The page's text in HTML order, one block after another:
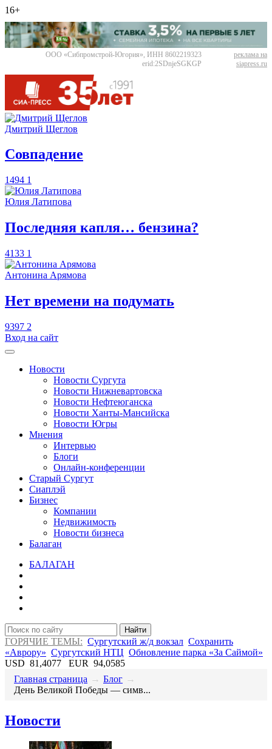
16+
ООО «Сибпромстрой-Югория», ИНН 8602219323
erid:2SDnjeSGKGP
реклама на
siapress.ru
Дмитрий Щеглов
​Совпадение
1494 1
Юлия Латипова
​Последняя капля… бензина?
4133 1
Антонина Арямова
​Нет времени на подумать
9397 2
Вход на сайт
Новости
Новости Сургута
Новости Нижневартовска
Новости Нефтеюганска
Новости Ханты-Мансийска
Новости Югры
Мнения
Интервью
Блоги
Онлайн-конференции
Старый Сургут
Сиаплэй
Бизнес
Компании
Недвижимость
Новости бизнеса
Балаган
БАЛАГАН
Найти
ГОРЯЧИЕ ТЕМЫ: Сургутский ж/д вокзал Сохранить
«Аврору» Сургутский НТЦ Обновление парка «За Саймой»
USD 81,4077 EUR 94,0585
Главная страница → Блог →
День Великой Победы — симв...
Новости